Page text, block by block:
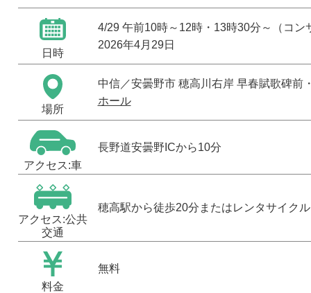
日時
4/29 午前10時～12時・13時30分～（コン
2026年4月29日
場所
中信／安曇野市 穂高川右岸 早春賦歌碑前
ホール
アクセス:車
長野道安曇野ICから10分
アクセス:公共
交通
穂高駅から徒歩20分またはレンタサイクル
料金
無料